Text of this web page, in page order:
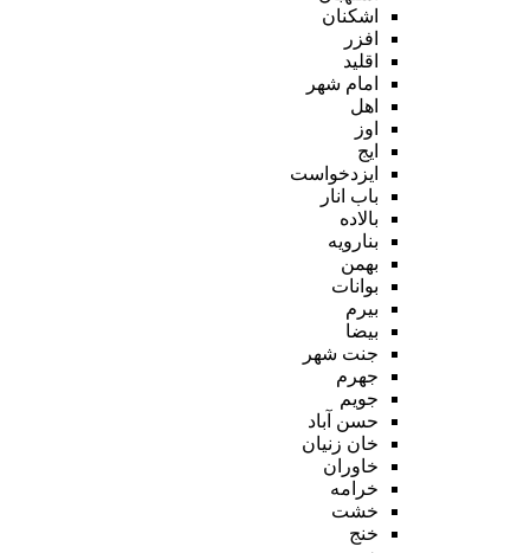
اشکنان
افزر
اقلید
امام شهر
اهل
اوز
ایج
ایزدخواست
باب انار
بالاده
بنارویه
بهمن
بوانات
بیرم
بیضا
جنت شهر
جهرم
جویم
حسن آباد
خان زنیان
خاوران
خرامه
خشت
خنج